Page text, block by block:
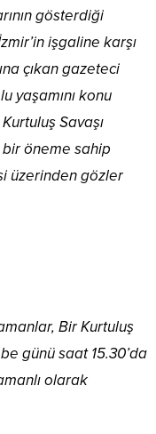
gösterdiği
işgaline karşı
çıkan gazeteci
yaşamını konu
Savaşı
öneme sahip
üzerinden gözler
Bir Kurtuluş
günü saat 15.30’da
olarak